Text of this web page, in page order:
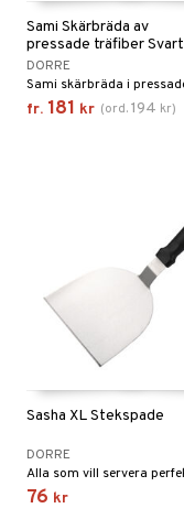
Sami Skärbräda av
pressade träfiber Svart
DORRE
fr. 181 kr (ord.194 kr)
Sasha XL Stekspade
DORRE
76 kr